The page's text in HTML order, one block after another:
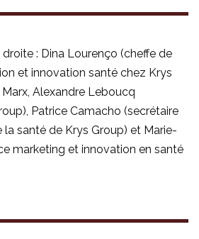
droite : Dina Lourenço (cheffe de
et innovation santé chez Krys
Alexandre Leboucq
Patrice Camacho (secrétaire
la santé de Krys Group) et Marie-
marketing et innovation en santé